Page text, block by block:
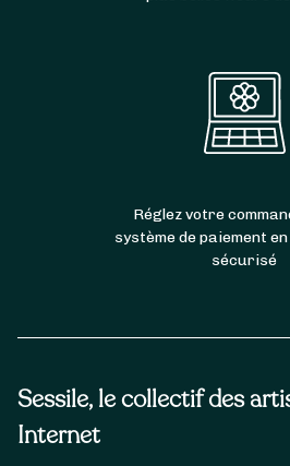
Sessile, le collectif des
Internet
Réglez votre
système de paiement
sécurisé